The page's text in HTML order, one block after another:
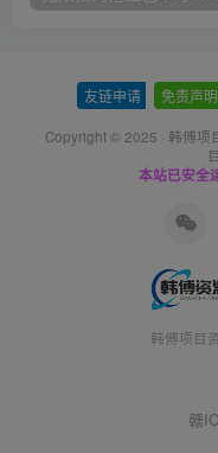
友链申请 免责声明
Copyright © 2025 · 韩傅项
本站已安全
韩傅项目
赣